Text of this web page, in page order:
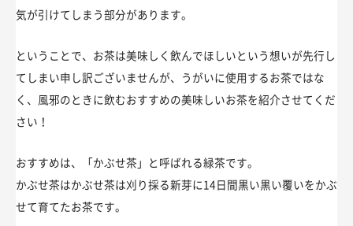
気が引けてしまう部分があります。
ということで、お茶は美味しく飲んでほしいという想いが先行し
てしまい申し訳ございませんが、うがいに使用するお茶ではな
く、風邪のときに飲むおすすめの美味しいお茶を紹介させてくだ
さい！
おすすめは、「かぶせ茶」と呼ばれる緑茶です。
かぶせ茶はかぶせ茶は刈り採る新芽に14日間黒い黒い覆いをかぶ
せて育てたお茶です。